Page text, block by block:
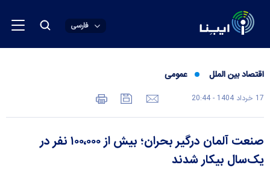
فارسی
اقتصاد بین الملل عمومی
17 خرداد 1404 - 20:44
صنعت آلمان درگیر بحران؛ بیش از ۱۰۰،۰۰۰ نفر در
یک‌سال بیکار شدند